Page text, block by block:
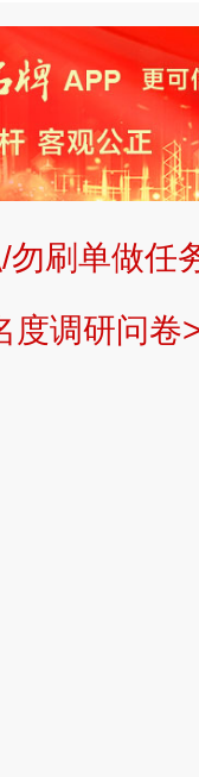
权归本站所
站不生产产
供中介服务。
见，页面信息
布>> 提交品
刷单做任
度调研问卷